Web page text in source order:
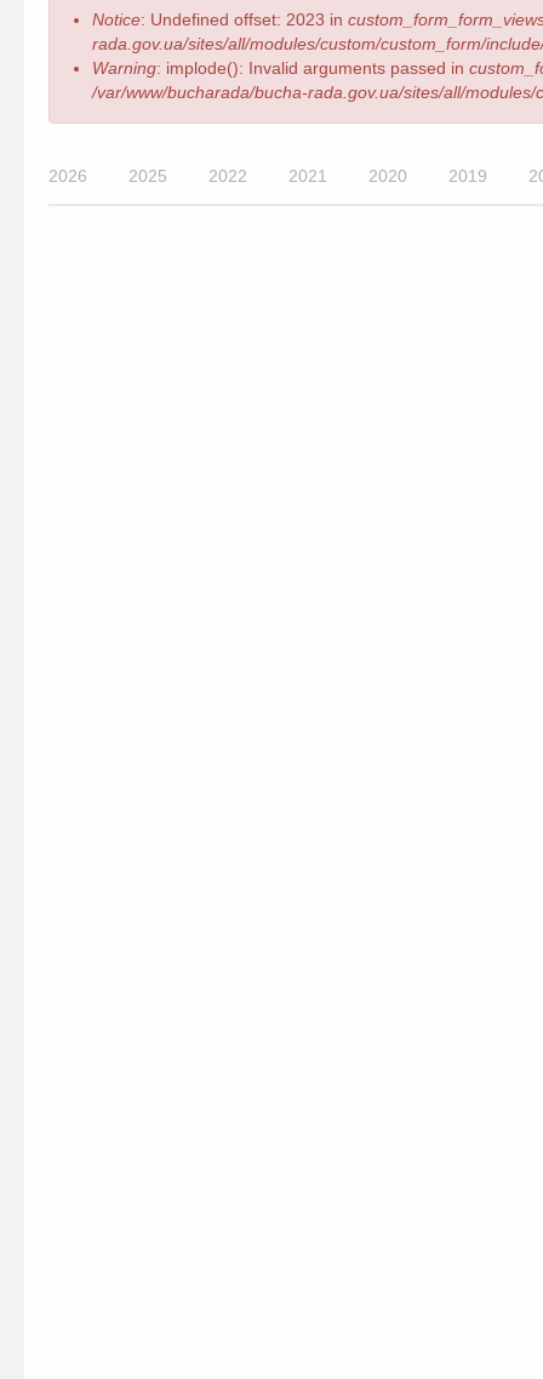
Повідомлення
про
помилку
Notice: Undefined offset: 2023 in
rada.gov.ua/sites/all/modules/custom/custom_form/
Warning: implode(): Invalid arguments passed in
/var/www/bucharada/bucha-rada.gov.ua/sites/all/
2026 2025 2022 2021 2020 2019